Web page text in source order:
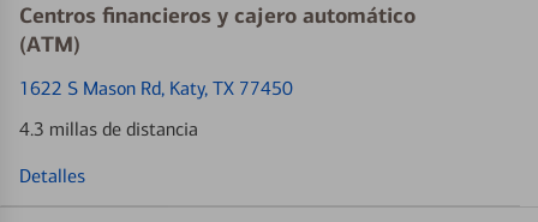
Centros financieros y cajero automático
(ATM)
1622 S Mason Rd, Katy, TX 77450
4.3 millas de distancia
Detalles